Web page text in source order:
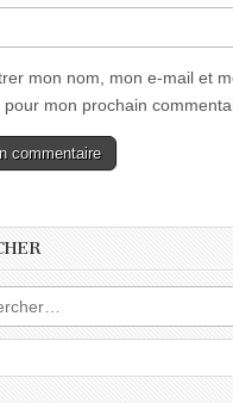
mon nom, mon e-mail et
mon prochain
: